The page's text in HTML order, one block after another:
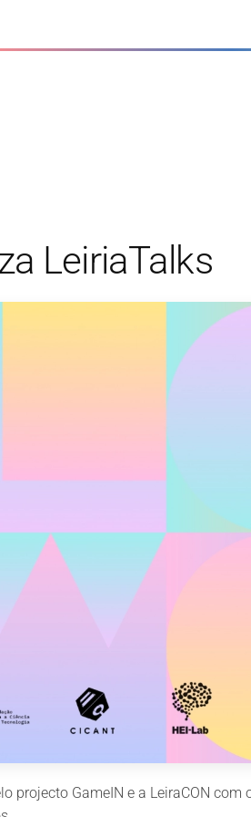
LeiriaTalks
projecto GameIN e a LeiraCON